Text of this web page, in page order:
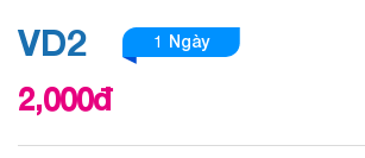
VD2 1 Ngày
2,000đ